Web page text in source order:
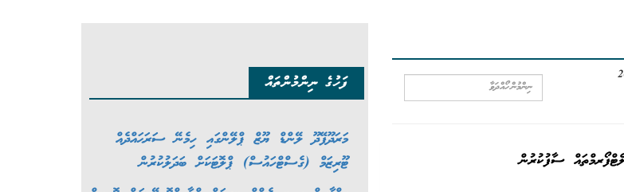
ސާފުކުރުން
ފަހުގެ ނިންމުންތައް
މަރަދޫފޭދޫ ލޭންޑް ޔޫޒް ޕްލޭންގައި ހިމެނޭ ސަރަޙައްދެއް
ޓޫރިޒަމް (ގެސްޓްހައުސް) ޕްލޮޓަކަށް ބަދަލުކުރުން